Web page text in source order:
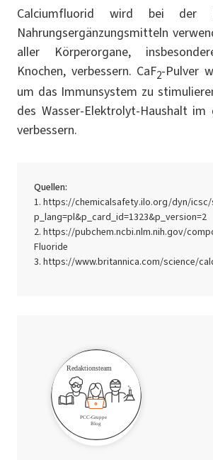
Calciumfluorid wird bei der
Nahrungsergänzungsmitteln
aller Körperorgane,
Knochen, verbessern. CaF2-Pulver
um das Immunsystem zu
des Wasser-Elektrolyt-Haushalt im
verbessern.
Quellen:
https://chemicalsafety.ilo.org/dyn/icsc/
p_lang=pl&p_card_id=1323&p_version=2
https://pubchem.ncbi.nlm.nih.gov/
Fluoride
https://www.britannica.com/science/